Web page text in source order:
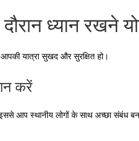
ध्यान रखने
आपकी यात्रा सुखद और सुरक्षित हो।
करें
आप स्थानीय लोगों के साथ अच्छा संबंध